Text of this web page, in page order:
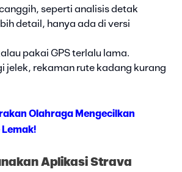
seperti analisis detak
detail, hanya ada di versi
pakai GPS terlalu lama.
jelek, rekaman rute kadang kurang
Olahraga Mengecilkan
Aplikasi Strava